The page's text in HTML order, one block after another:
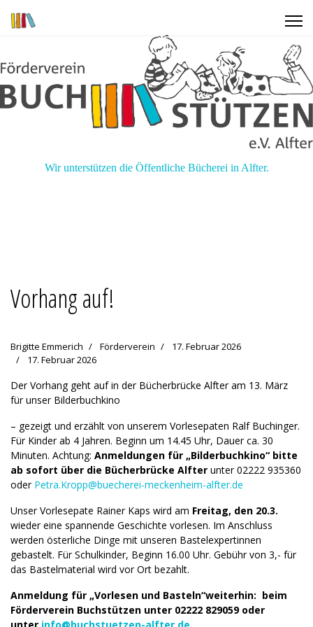
Wir unterstützen die Öffentliche Bücherei in Alfter.
Vorhang auf!
Brigitte Emmerich Förderverein
17. Februar 2026
17. Februar 2026
Der Vorhang geht auf in der Bücherbrücke Alfter am 13. März
für unser Bilderbuchkino
– gezeigt und erzählt von unserem Vorlesepaten Ralf Buchinger.
Für Kinder ab 4 Jahren. Beginn um 14.45 Uhr, Dauer ca. 30
Minuten. Achtung: Anmeldungen für „Bilderbuchkino“ bitte
ab sofort über die Bücherbrücke Alfter unter 02222 935360
oder Petra.Kropp@buecherei-meckenheim-alfter.de
Unser Vorlesepate Rainer Kaps wird am Freitag, den 20.3.
wieder eine spannende Geschichte vorlesen. Im Anschluss
werden österliche Dinge mit unseren Bastelexpertinnen
gebastelt. Für Schulkinder, Beginn 16.00 Uhr. Gebühr von 3,- für
das Bastelmaterial wird vor Ort bezahlt.
Anmeldung für „Vorlesen und Basteln“weiterhin: beim
Förderverein Buchstützen unter 02222 829059 oder